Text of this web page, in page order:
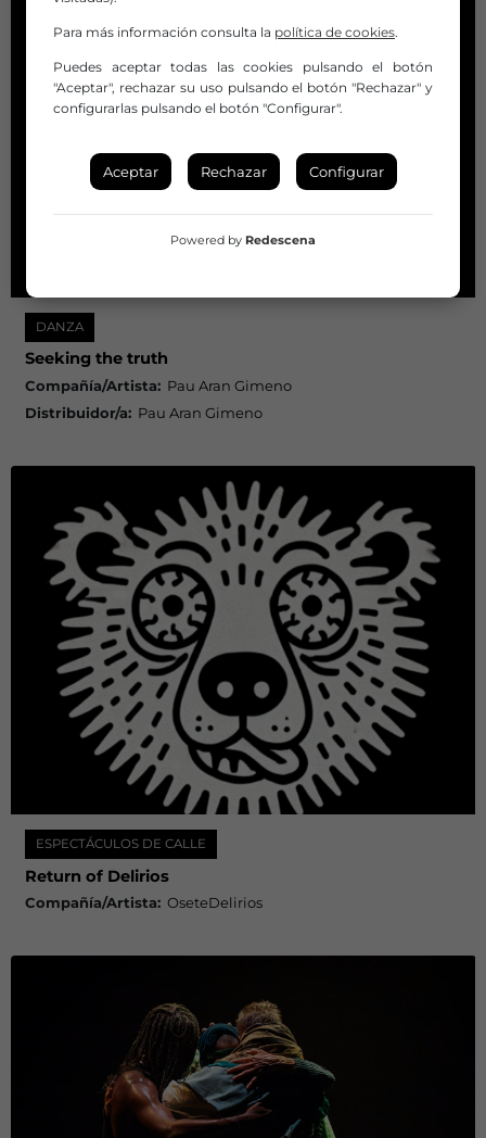
DANZA
Seeking the truth
Compañía/Artista: Pau Aran Gimeno
Distribuidor/a: Pau Aran Gimeno
ESPECTÁCULOS DE CALLE
Return of Delirios
Compañía/Artista: OseteDelirios
Para más información consulta la política de cookies.
Puedes aceptar todas las cookies pulsando el botón
"Aceptar", rechazar su uso pulsando el botón "Rechazar" y
configurarlas pulsando el botón "Configurar".
Aceptar Rechazar Configurar
Powered by Redescena